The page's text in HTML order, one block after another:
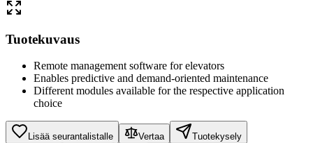
Tuotekuvaus
Remote management software for elevators
Enables predictive and demand-oriented maintenance
Different modules available for the respective application
choice
Lisää seurantalistalle Vertaa
Tuotekysely